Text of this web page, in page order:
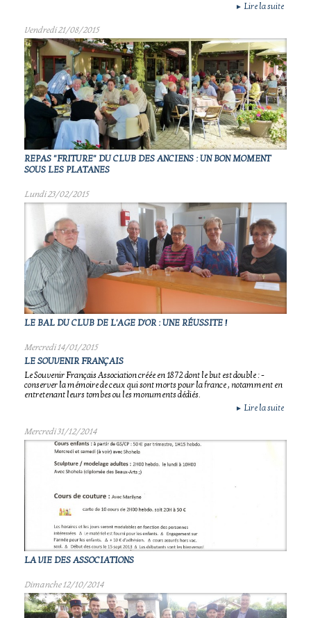
► Lire la suite
Vendredi 21/08/2015
REPAS "FRITURE" DU CLUB DES ANCIENS : UN BON MOMENT
SOUS LES PLATANES
Lundi 23/02/2015
LE BAL DU CLUB DE L'AGE D'OR : UNE RÉUSSITE !
Mercredi 14/01/2015
LE SOUVENIR FRANÇAIS
Le Souvenir Français Association créée en 1872 dont le but est double : -
conserver la mémoire de ceux qui sont morts pour la france , notamment en
entretenant leurs tombes ou les monuments dédiés.
► Lire la suite
Mercredi 31/12/2014
LA VIE DES ASSOCIATIONS
Dimanche 12/10/2014